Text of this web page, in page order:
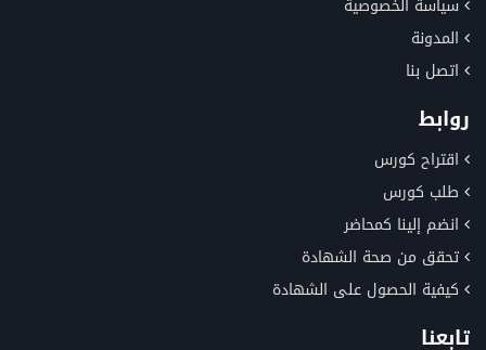
سياسة الخصوصية
المدونة
اتصل بنا
روابط
اقتراح كورس
طلب كورس
انضم إلينا كمحاضر
تحقق من صحة الشهادة
كيفية الحصول على الشهادة
تابعنا